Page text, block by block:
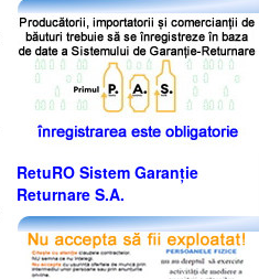
RetuRO Sistem Garanție
Returnare S.A.